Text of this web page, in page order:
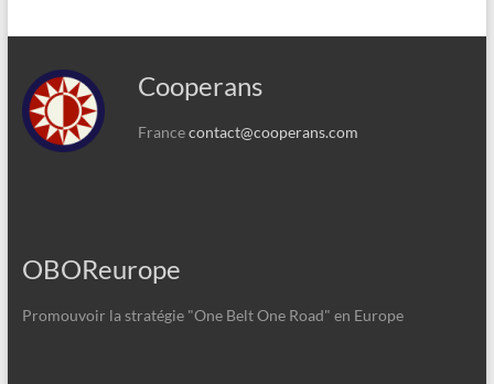
Cooperans
Francecontact@cooperans.com
OBOReurope
Promouvoir la stratégie "One Belt One Road" en Europe